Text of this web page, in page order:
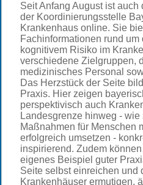
Seit Anfang August ist
der Koordinierungsstelle
Krankenhaus online. Sie
Fachinformationen rund
kognitivem Risiko im
verschiedene Zielgruppen,
medizinisches Personal
Das Herzstück der Seite
Praxis. Hier zeigen
perspektivisch auch
Landesgrenze hinweg -
Maßnahmen für Menschen
erfolgreich umsetzen -
inspirierend. Zudem
eigenes Beispiel guter
Seite selbst einreichen und
Krankenhäuser ermutigen,